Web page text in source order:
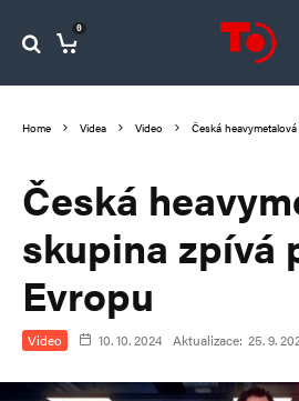
0
Home Videa Video Česká
Česká
skupina zpívá
Evropu
Video 10. 10. 2024 Aktualizace: 25. 9.